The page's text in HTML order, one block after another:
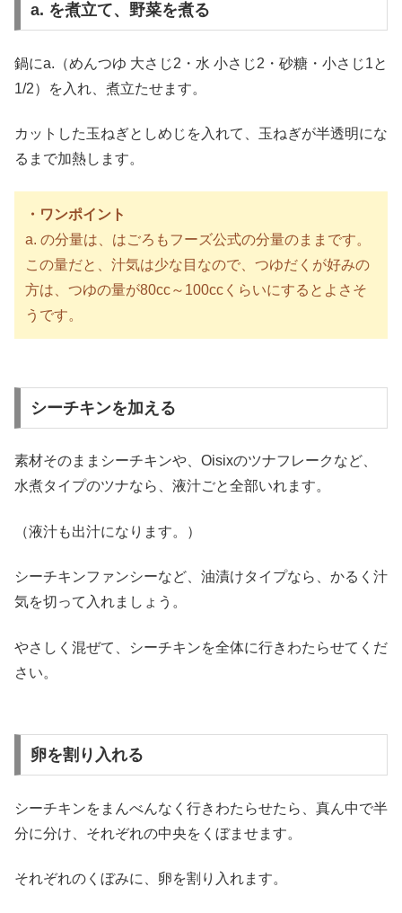
a. を煮立て、野菜を煮る
鍋にa.（めんつゆ 大さじ2・水 小さじ2・砂糖・小さじ1と
1/2）を入れ、煮立たせます。
カットした玉ねぎとしめじを入れて、玉ねぎが半透明にな
るまで加熱します。
・ワンポイント
a. の分量は、はごろもフーズ公式の分量のままです。
この量だと、汁気は少な目なので、つゆだくが好みの
方は、つゆの量が80cc～100ccくらいにするとよさそ
うです。
シーチキンを加える
素材そのままシーチキンや、Oisixのツナフレークなど、
水煮タイプのツナなら、液汁ごと全部いれます。
（液汁も出汁になります。）
シーチキンファンシーなど、油漬けタイプなら、かるく汁
気を切って入れましょう。
やさしく混ぜて、シーチキンを全体に行きわたらせてくだ
さい。
卵を割り入れる
シーチキンをまんべんなく行きわたらせたら、真ん中で半
分に分け、それぞれの中央をくぼませます。
それぞれのくぼみに、卵を割り入れます。